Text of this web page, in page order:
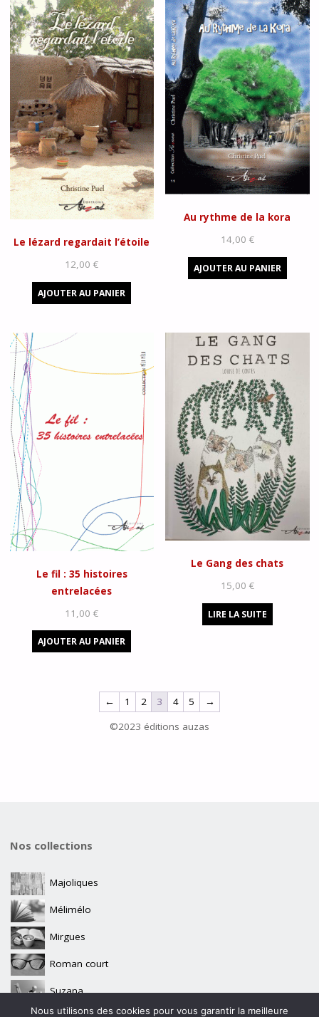
Le lézard regardait l’étoile
12,00€
AJOUTER AU PANIER
Au rythme de la kora
14,00 €
AJOUTER AU PANIER
Le fil : 35 histoires
entrelacées
11,00€
AJOUTER AU PANIER
Le Gang des chats
15,00 €
LIRE LA SUITE
← 1 2 3 4 5
→
©2023 éditions auzas
Nos collections
Majoliques
Mélimélo
Mirgues
Roman court
Suzana
Nous utilisons des cookies pour vous garantir la meilleure